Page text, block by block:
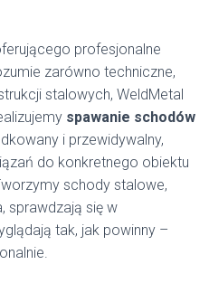
profesjonalne
zarówno techniczne,
stalowych, WeldMetal
spawanie schodów
i przewidywalny,
do konkretnego obiektu
schody stalowe,
sprawdzają się w
tak, jak powinny –